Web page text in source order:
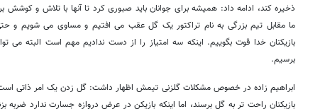
ذخیره کند، ادامه داد: همیشه برای جوانان باید صبوری کرد تا آنها با تلاش و
ما مقابل تیم بزرگی به نام تراکتور یک گل عقب می افتیم و مساوی می شویم و
بازیکنان خدا قوت بگوییم. اینکه سه امتیاز را از دست ندادیم مهم است البته می
برسیم.
ابراهیم زاده در خصوص مشکلات گلزنی تیمش اظهار داشت: گل زدن یک امر ذاتی
بازیکنان راحت تر به گل برسند، اما اینکه بازیکن در عرض دروازه جسارت ندارد